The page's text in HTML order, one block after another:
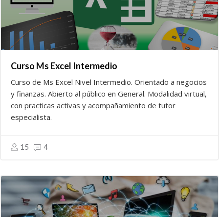
Curso Ms Excel Intermedio
Curso de Ms Excel Nivel Intermedio. Orientado a negocios
y finanzas. Abierto al público en General. Modalidad virtual,
con practicas activas y acompañamiento de tutor
especialista.
15 4